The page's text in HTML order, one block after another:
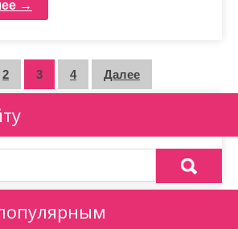
→
2 3 4 Далее